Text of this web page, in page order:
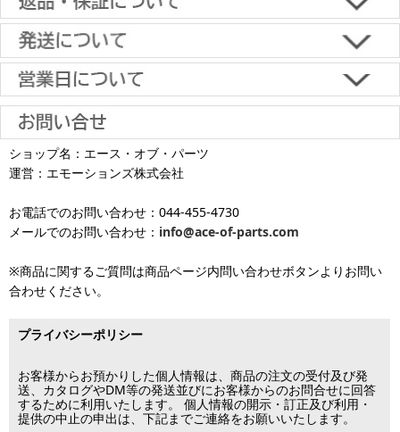
込、スコア後払い、コンビニ決済、PayPayオンライン決済
※銀行振り込み・郵便振替・コンビニ決済・PayPayオンライン決済
の場合、ご入金確認後の発送となります。
※一部適用外の地域や商品がありますのでご了承ください。
※お届け先が異なる場合は別途お届け先分の送料がかかります。
沖縄へのお届けは、送料とは別に地域料金が発生します。サイズに
より金額が異なるので、詳しい料金については
となります（当日・土日祝日出荷不可）
【返品・キャンセルについて】
原則として返品は受け付けておりません。
金具に関しては、条件を満たしている場合は返品をお受けいたしま
す。
【初期不良・保証について】
商品到着後1週間以内であれば、初期不良の受け付けを行います。
返品対応の詳細、各種保証については
をご覧ください。
土日祝日も当日出荷いたします
■お届けについて
お届け日のご指定がない場合は、最短出荷・最短到着で発送いたし
ます。
平日は15時・土曜は11時・日曜祝日は10時までのご注文で当日出荷
が可能です。
済・代引決済のみ当日出荷が可能です。
※クレジットカード・代引き決済以外のお支払方法を選択されてい
※メーカー発注品は除きます。
土 日 祝日も
発送しています
※出荷休業日を除く
この日は出荷業務を行いませんので予めご了承下さい。
■営業日
ショップ名：エース・オブ・パーツ
運営：エモーションズ株式会社
お電話でのお問い合わせ：044-455-4730
メールでのお問い合わせ： info@ace-of-parts.com
※商品に関するご質問は商品ページ内問い合わせボタンよりお問い
合わせください。
プライバシーポリシー
お客様からお預かりした個人情報は、商品の注文の受付及び発
送、カタログやDM等の発送並びにお客様からのお問合せに回答
するために利用いたします。 個人情報の開示・訂正及び利用・
提供の中止の申出は、下記までご連絡をお願いいたします。